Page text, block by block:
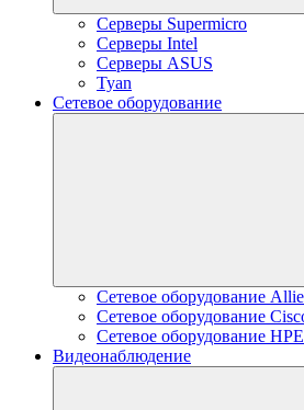
Серверы Supermicro
Серверы Intel
Серверы ASUS
Tyan
Сетевое оборудование
Сетевое оборудование
Сетевое оборудование
Сетевое оборудование HPE
Видеонаблюдение